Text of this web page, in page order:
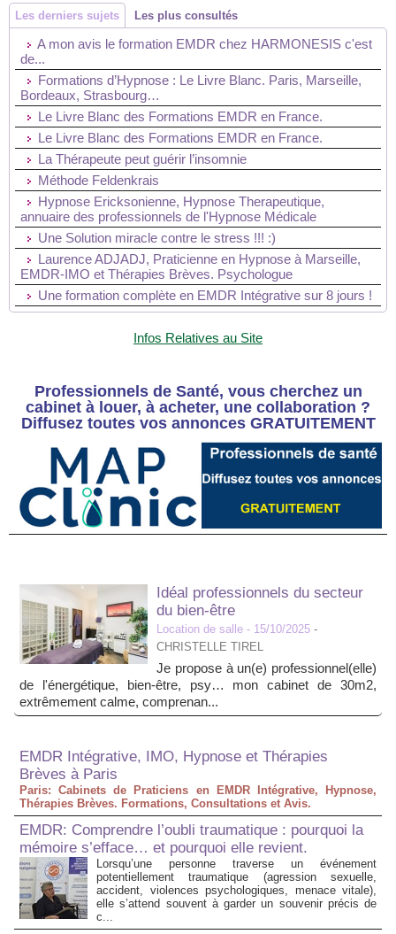
Les derniers sujets Les plus consultés
A mon avis le formation EMDR chez HARMONESIS c'est
de...
Formations d’Hypnose : Le Livre Blanc. Paris, Marseille,
Bordeaux, Strasbourg…
Le Livre Blanc des Formations EMDR en France.
Le Livre Blanc des Formations EMDR en France.
La Thérapeute peut guérir l’insomnie
Méthode Feldenkrais
Hypnose Ericksonienne, Hypnose Therapeutique,
annuaire des professionnels de l'Hypnose Médicale
Une Solution miracle contre le stress !!! :)
Laurence ADJADJ, Praticienne en Hypnose à Marseille,
EMDR-IMO et Thérapies Brèves. Psychologue
Une formation complète en EMDR Intégrative sur 8 jours !
Infos Relatives au Site
Professionnels de Santé, vous cherchez un
cabinet à louer, à acheter, une collaboration ?
Diffusez toutes vos annonces GRATUITEMENT
Idéal professionnels du secteur
du bien-être
Location de salle - 15/10/2025 -
CHRISTELLE TIREL
Je propose à un(e) professionnel(elle)
de l'énergétique, bien-être, psy… mon cabinet de 30m2,
extrêmement calme, comprenan...
EMDR Intégrative, IMO, Hypnose et Thérapies
Brèves à Paris
Paris: Cabinets de Praticiens en EMDR Intégrative, Hypnose,
Thérapies Brèves. Formations, Consultations et Avis.
EMDR: Comprendre l’oubli traumatique : pourquoi la
mémoire s’efface… et pourquoi elle revient.
Lorsqu’une personne traverse un événement
potentiellement traumatique (agression sexuelle,
accident, violences psychologiques, menace vitale),
elle s’attend souvent à garder un souvenir précis de
c...